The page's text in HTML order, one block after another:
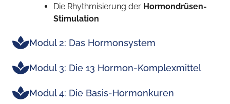
Die Rhythmisierung der Hormondrüsen-
Stimulation
Modul 2: Das Hormonsystem
Modul 3: Die 13 Hormon-Komplexmittel
Modul 4: Die Basis-Hormonkuren